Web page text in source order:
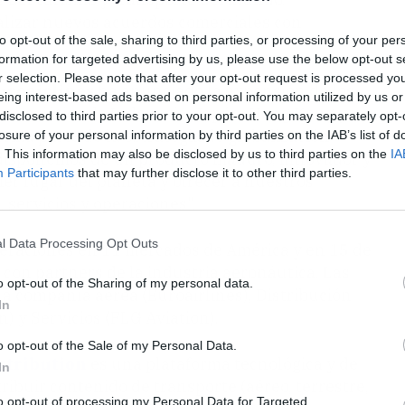
opt-out of the sale, sharing to third parties, or processing of your
for targeted advertising by us, please use the below opt-out
selection. Please note that after your opt-out request is processed
interest-based ads based on personal information utilized by us
to third parties prior to your opt-out. You may separately
of your personal information by third parties on the IAB’s list of
This information may also be disclosed by us to third parties on the
Participants that may further disclose it to other third parties.
Data Processing Opt Outs
opt-out of the Sharing of my personal data.
opt-out of the Sale of my Personal Data.
opt-out of processing my Personal Data for Targeted
nuevos acuerdos comerciales con
ha anunciado la expansión de los
asiático de Indonesia, Japón, Hong Kong y
parte de la estrategia de globalización
de un producto maduro, innovador y
lugar del planeta y ofrecer a nuestros
y operaciones".
en 11 mercados de América y en 15 de
partners de la industria aeronáutica. Las
compañía aérea (Euroairlines), Distribución
Servicios (FLG Aviation).
contenido de transporte (aéreo, terrestre,